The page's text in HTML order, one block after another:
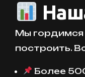
Мы гордимся
построить.
Более